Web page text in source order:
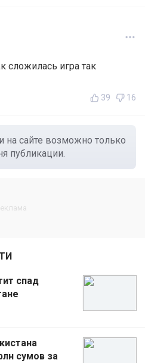
сложилась игра так
39 16
на сайте возможно только
публикации.
спад
сумов за